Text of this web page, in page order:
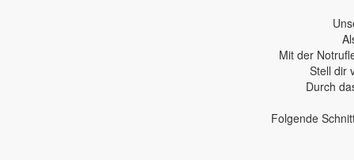
Mit der
Stell dir
Durch
Folgende